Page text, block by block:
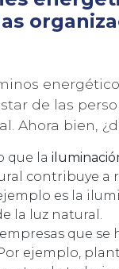
de las
Ahora bien,
que la
contribuye a
es la
la luz natural.
que
Por ejemplo,
de uso